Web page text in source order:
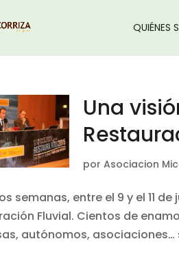
QUIÉNES
Una
porAsociacion
semanas, entre el 9 y el 11
Fluvial. Cientos de
autónomos,